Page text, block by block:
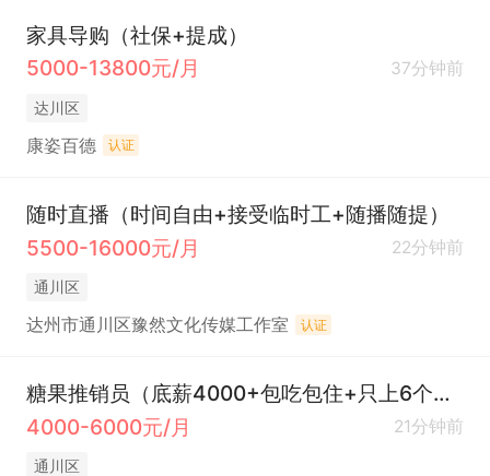
家具导购（社保+提成）
5000-13800元/月
37分钟前
达川区
康姿百德 认证
随时直播（时间自由+接受临时工+随播随提）
5500-16000元/月
22分钟前
通川区
达州市通川区豫然文化传媒工作室 认证
糖果推销员（底薪4000+包吃包住+只上6个小时）
4000-6000元/月
21分钟前
通川区